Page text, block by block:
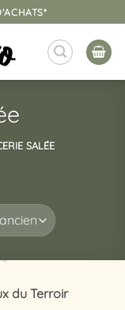
SALÉE
du Terroir